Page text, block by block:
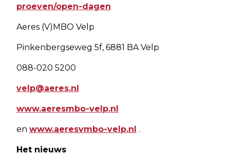
proeven/open-dagen
Aeres (V)MBO Velp
Pinkenbergseweg 5f, 6881 BA Velp
088-020 5200
velp@aeres.nl
www.aeresmbo-velp.nl
en www.aeresvmbo-velp.nl .
Het nieuws